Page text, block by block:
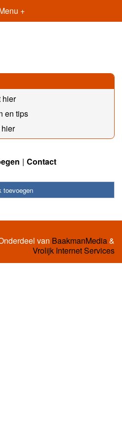
+
hier
en tips
Contact
toevoegen
van BaakmanMedia&
Vrolijk Internet Services